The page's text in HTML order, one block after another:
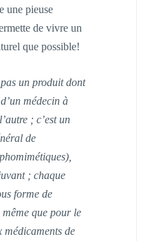
une pieuse
de vivre un
que possible!
un produit dont
médecin à
; c’est un
de
; chaque
forme de
que pour le
de